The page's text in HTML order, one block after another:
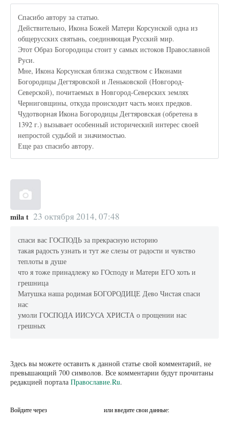
Спасибо автору за статью.
Действительно, Икона Божей Матери Корсунской одна из
общерусских святынь, соединяющая Русский мир.
Этот Образ Богородицы стоит у самых истоков Православной
Руси.
Мне, Икона Корсунская близка сходством с Иконами
Богородицы Дегтяровской и Леньковской (Новгород-
Северской), почитаемых в Новгород-Северских землях
Черниговщины, откуда происходит часть моих предков.
Чудотворная Икона Богородицы Дегтяровская (обретена в
1392 г.) вызывает особенный исторический интерес своей
непростой судьбой и значимостью.
Еще раз спасибо автору.
mila t 23 октября 2014, 07:48
спаси вас ГОСПОДЬ за прекрасную историю
такая радость узнать и тут же слезы от радости и чувство
теплоты в душе
что я тоже принадлежу ко ГОсподу и Матери ЕГО хоть и
грешница
Матушка наша родимая БОГОРОДИЦЕ Дево Чистая спаси
нас
умоли ГОСПОДА ИИСУСА ХРИСТА о прощении нас
грешных
Здесь вы можете оставить к данной статье свой комментарий, не
превышающий 700 символов. Все комментарии будут прочитаны
редакцией портала Православие.Ru.
Войдите через или введите свои данные: